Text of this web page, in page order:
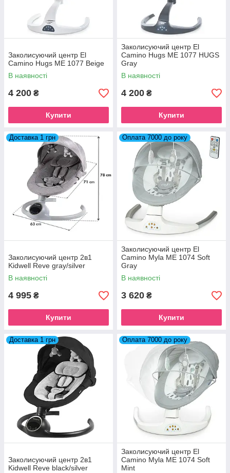
Заколисуючий центр El
Camino Hugs ME 1077 Beige
В наявності
4 200 ₴
Купити
Заколисуючий центр El
Camino Hugs ME 1077 HUGS
Gray
В наявності
4 200 ₴
Купити
Доставка 1 грн
Заколисуючий центр 2в1
Kidwell Reve gray/silver
В наявності
4 995 ₴
Купити
Оплата 7000 до року
Заколисуючий центр El
Camino Myla ME 1074 Soft
Gray
В наявності
3 620 ₴
Купити
Доставка 1 грн
Заколисуючий центр 2в1
Kidwell Reve black/silver
Оплата 7000 до року
Заколисуючий центр El
Camino Myla ME 1074 Soft
Mint